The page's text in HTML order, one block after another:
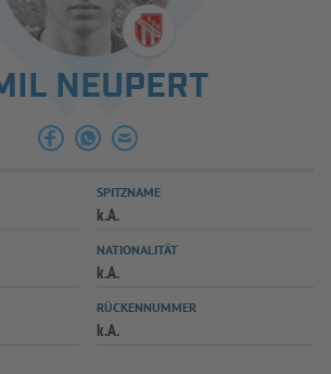
SPIELPLUS
NEUPERT
SPITZNAME
k.A.
NATIONALITÄT
k.A.
RÜCKENNUMMER
k.A.